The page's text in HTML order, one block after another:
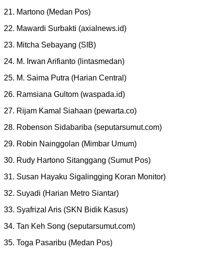
21. Martono (Medan Pos)
22. Mawardi Surbakti (axialnews.id)
23. Mitcha Sebayang (SIB)
24. M. Irwan Arifianto (lintasmedan)
25. M. Saima Putra (Harian Central)
26. Ramsiana Gultom (waspada.id)
27. Rijam Kamal Siahaan (pewarta.co)
28. Robenson Sidabariba (seputarsumut.com)
29. Robin Nainggolan (Mimbar Umum)
30. Rudy Hartono Sitanggang (Sumut Pos)
31. Susan Hayaku Sigalingging Koran Monitor)
32. Suyadi (Harian Metro Siantar)
33. Syafrizal Aris (SKN Bidik Kasus)
34. Tan Keh Song (seputarsumut.com)
35. Toga Pasaribu (Medan Pos)